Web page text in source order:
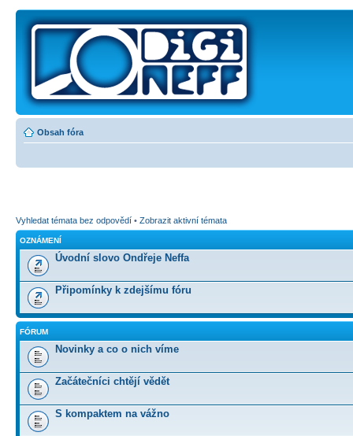
Obsah fóra
Vyhledat témata bez odpovědí • Zobrazit aktivní témata
OZNÁMENÍ
Úvodní slovo Ondřeje Neffa
Připomínky k zdejšímu fóru
FÓRUM
Novinky a co o nich víme
Začátečníci chtějí vědět
S kompaktem na vážno